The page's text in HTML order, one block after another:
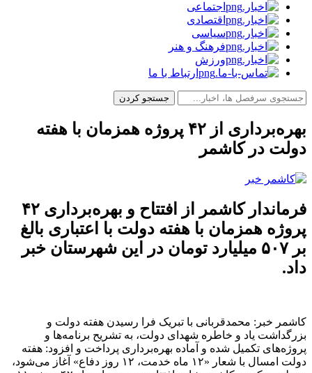
اجتماعی
اقتصادی
سیاسی
فرهنگ و هنر
ورزش
ارتباط با ما
بهره‌برداری از ۴۲ پروژه همزمان با هفته
دولت در کاشمر
فرماندار کاشمر از افتتاح و بهره‌برداری ۴۲
پروژه همزمان با هفته دولت با اعتباری بالغ
بر ۵۰۷ میلیارد تومان در این شهرستان خبر
داد.
کاشمر خبر: محمدقربانی با تبریک فرا رسیدن هفته دولت و
بزرگداشت یاد و خاطره شهدای دولت، به تشریح برنامه‌ها و
پروژه‌های تکمیل شده و آماده بهره‌برداری پرداخت و افزود: هفته
دولت امسال با شعار «۱۲ ماه خدمت، ۱۲ روز دفاع» آغاز می‌شود،